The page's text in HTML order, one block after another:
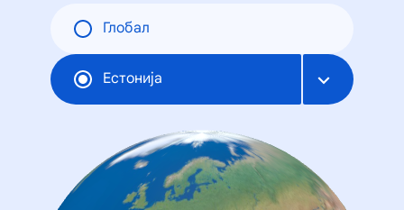
Глобал
Естонија